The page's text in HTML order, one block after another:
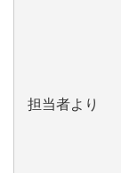
担当者より